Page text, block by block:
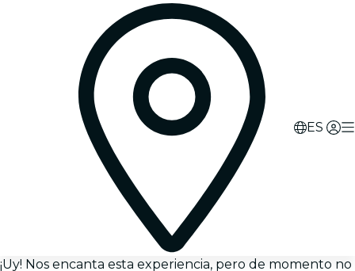
ES
¡Uy! Nos encanta esta experiencia, pero de momento no